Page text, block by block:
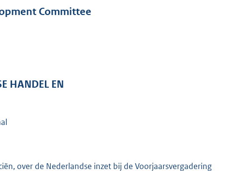
Committee
HANDEL EN
over de Nederlandse inzet bij de Voorjaarsvergadering